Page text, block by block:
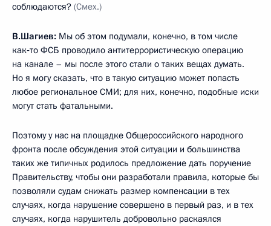
соблюдаются? (Смех.)
В.Шагиев: Мы об этом подумали, конечно, в том числе
как‑то ФСБ проводило антитеррористическую операцию
на канале – мы после этого стали о таких вещах думать.
Но я могу сказать, что в такую ситуацию может попасть
любое региональное СМИ; для них, конечно, подобные иски
могут стать фатальными.
Поэтому у нас на площадке Общероссийского народного
фронта после обсуждения этой ситуации и большинства
таких же типичных родилось предложение дать поручение
Правительству, чтобы они разработали правила, которые бы
позволяли судам снижать размер компенсации в тех
случаях, когда нарушение совершено в первый раз, и в тех
случаях, когда нарушитель добровольно раскаялся